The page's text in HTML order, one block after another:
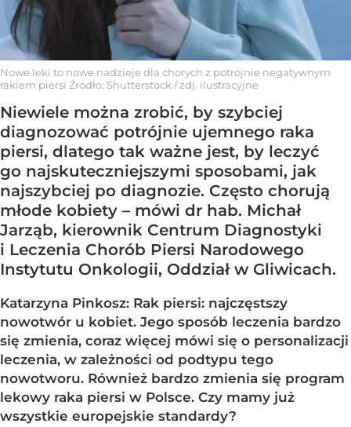
Nowe leki to nowe nadzieje dla chorych z potrójnie negatywnym
rakiem piersi Źródło: Shutterstock/zdj. ilustracyjne
Niewiele można zrobić, by szybciej
diagnozować potrójnie ujemnego raka
piersi, dlatego tak ważne jest, by leczyć
go najskuteczniejszymi sposobami, jak
najszybciej po diagnozie. Często chorują
młode kobiety – mówi dr hab. Michał
Jarząb, kierownik Centrum Diagnostyki
i Leczenia Chorób Piersi Narodowego
Instytutu Onkologii, Oddział w Gliwicach.
Katarzyna Pinkosz: Rak piersi: najczęstszy
nowotwór u kobiet. Jego sposób leczenia bardzo
się zmienia, coraz więcej mówi się o personalizacji
leczenia, w zależności od podtypu tego
nowotworu. Również bardzo zmienia się program
lekowy raka piersi w Polsce. Czy mamy już
wszystkie europejskie standardy?